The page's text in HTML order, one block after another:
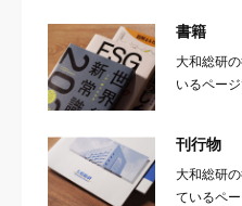
書籍
大和総研
いるページ
刊行物
大和総研
ているペー